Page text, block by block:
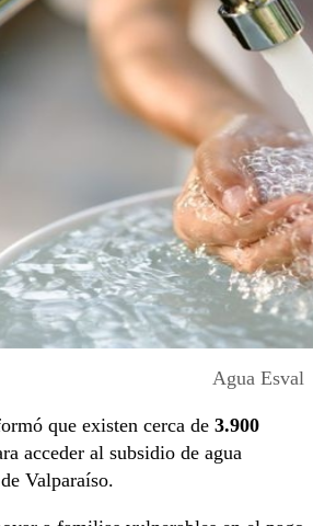
Agua Esval
que existen cerca de 3.900
acceder al subsidio de agua
Valparaíso.